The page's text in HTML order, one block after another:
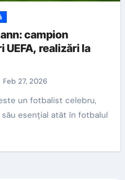
campion
UEFA, realizări la
Feb 27, 2026
esențial atât în fotbalul